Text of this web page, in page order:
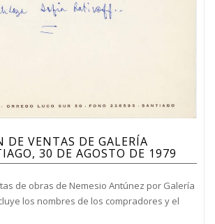
DE VENTAS DE GALERÍA
30 DE AGOSTO DE 1979
de obras de Nemesio Antúnez por Galería
los nombres de los compradores y el